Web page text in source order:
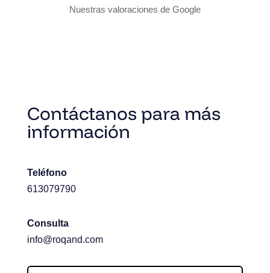
Nuestras valoraciones de Google
Contáctanos para más
información
Teléfono
613079790
Consulta
info@roqand.com